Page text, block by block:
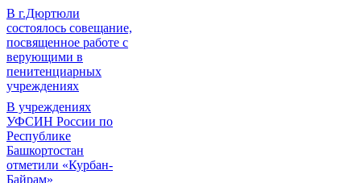
В г.Дюртюли
состоялось совещание,
посвященное работе с
верующими в
пенитенциарных
учреждениях
В учреждениях
УФСИН России по
Республике
Башкортостан
отметили «Курбан-
Байрам»